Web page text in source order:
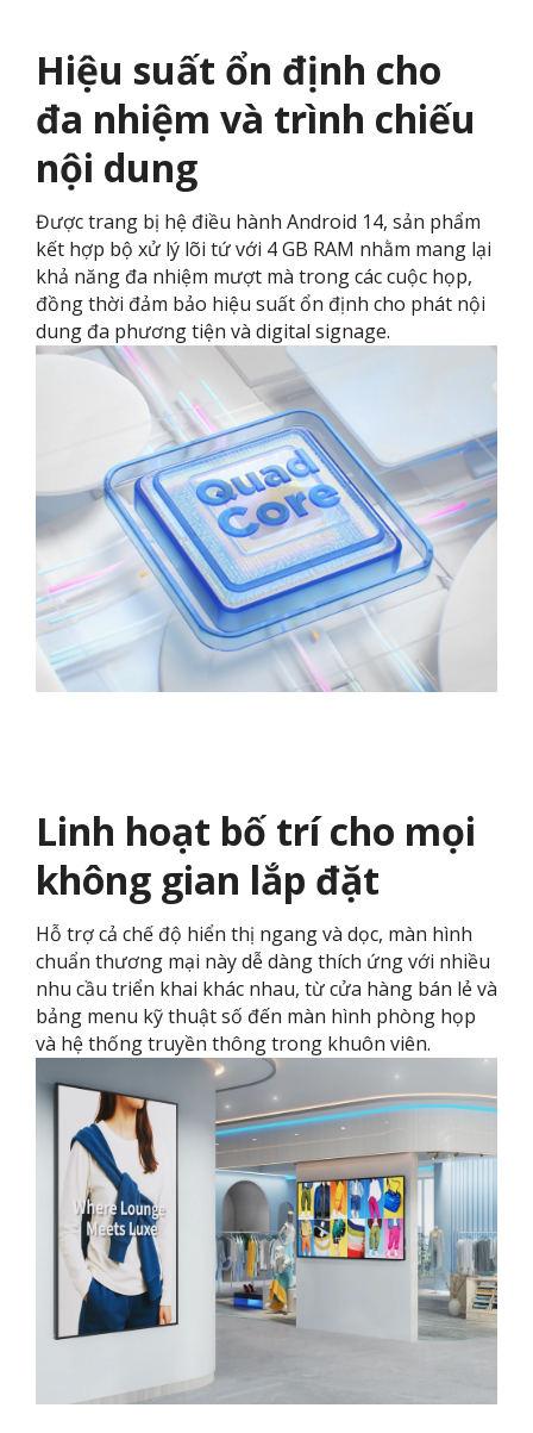
Hiệu suất ổn định cho
đa nhiệm và trình chiếu
nội dung
Được trang bị hệ điều hành Android 14, sản phẩm
kết hợp bộ xử lý lõi tứ với 4 GB RAM nhằm mang lại
khả năng đa nhiệm mượt mà trong các cuộc họp,
đồng thời đảm bảo hiệu suất ổn định cho phát nội
dung đa phương tiện và digital signage.
Linh hoạt bố trí cho mọi
không gian lắp đặt
Hỗ trợ cả chế độ hiển thị ngang và dọc, màn hình
chuẩn thương mại này dễ dàng thích ứng với nhiều
nhu cầu triển khai khác nhau, từ cửa hàng bán lẻ và
bảng menu kỹ thuật số đến màn hình phòng họp
và hệ thống truyền thông trong khuôn viên.